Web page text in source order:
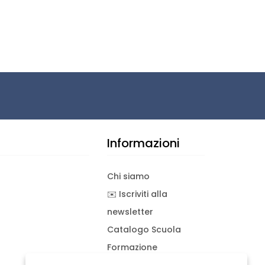
Informazioni
Chi siamo
✉️ Iscriviti alla
newsletter
Catalogo Scuola
Formazione